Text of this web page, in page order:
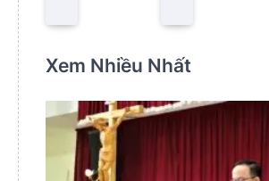
Xem Nhiều Nhất